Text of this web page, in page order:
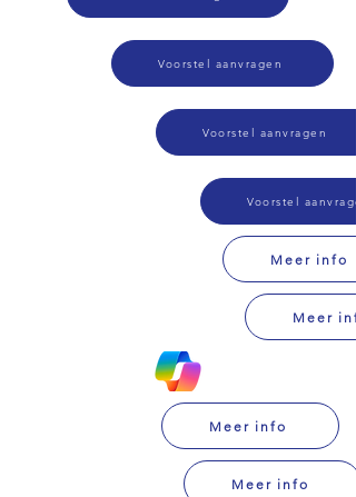
Voorstel aanvragen
Voorstel aanvragen
Voorstel
Meer info
Meer
Meer info
Meer info